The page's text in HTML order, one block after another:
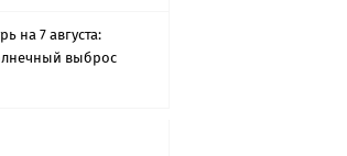
на 7 августа:
выброс